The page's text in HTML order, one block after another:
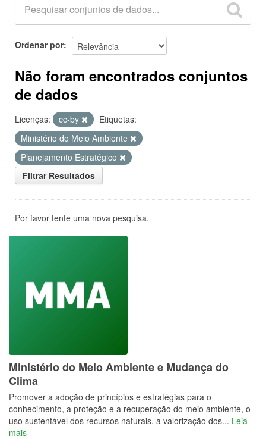
Ordenar por
Não foram encontrados conjuntos
de dados
Licenças: cc-by
Etiquetas:
Ministério do Meio Ambiente
Planejamento Estratégico
Filtrar Resultados
Por favor tente uma nova pesquisa.
Ministério do Meio Ambiente e Mudança do
Clima
Promover a adoção de princípios e estratégias para o
conhecimento, a proteção e a recuperação do meio ambiente, o
uso sustentável dos recursos naturais, a valorização dos... Leia
mais